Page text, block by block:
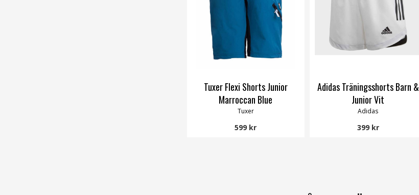
Tuxer Flexi Shorts Junior
Marroccan Blue
Tuxer
599 kr
Adidas Träningsshorts Barn &
Junior Vit
Adidas
399 kr